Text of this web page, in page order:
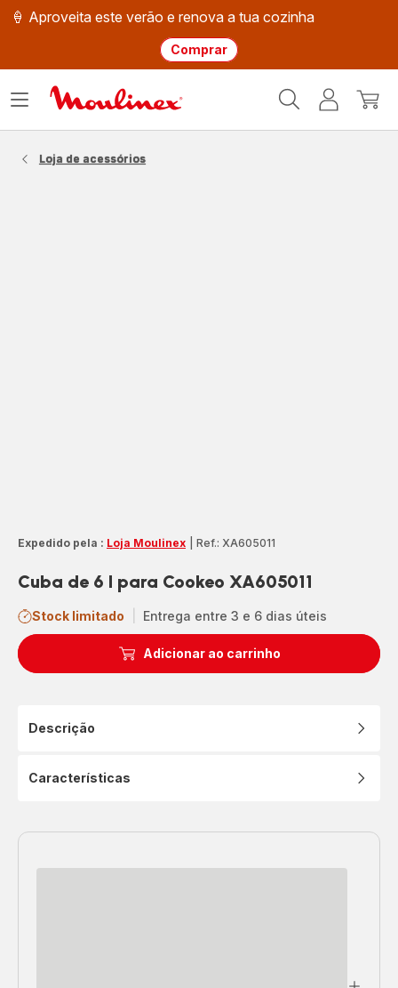
🍦 Aproveita este verão e renova a tua cozinha
Comprar
Moulinex
O
Abrir
Loja de acessórios
Expedido pela : Loja Moulinex Ref.: XA605011
Cuba de 6 l para Cookeo XA605011
Stock limitado Entrega entre 3 e 6 dias úteis
Adicionar ao carrinho
Descrição
Características